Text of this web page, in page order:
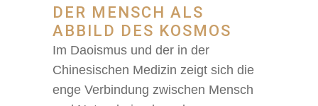
DER MENSCH ALS
ABBILD DES KOSMOS
Im Daoismus und der in der
Chinesischen Medizin zeigt sich die
enge Verbindung zwischen Mensch